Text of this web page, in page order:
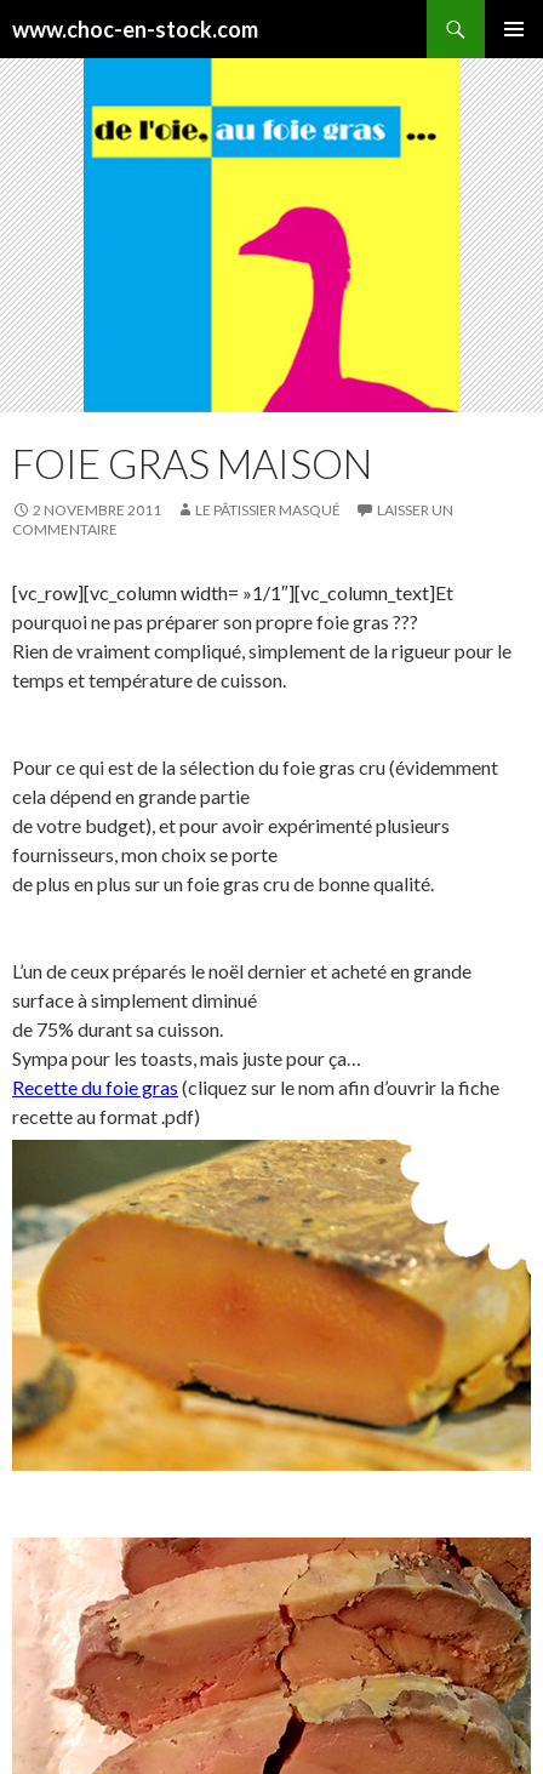
www.choc-en-stock.com
MENU
AU
CONTENU
FOIE GRAS MAISON
2 NOVEMBRE 2011 LE PÂTISSIER MASQUÉ
LAISSER UN
COMMENTAIRE
[vc_row][vc_column width= »1/1″][vc_column_text]Et
pourquoi ne pas préparer son propre foie gras ???
Rien de vraiment compliqué, simplement de la rigueur pour le
temps et température de cuisson.
Pour ce qui est de la sélection du foie gras cru (évidemment
cela dépend en grande partie
de votre budget), et pour avoir expérimenté plusieurs
fournisseurs, mon choix se porte
de plus en plus sur un foie gras cru de bonne qualité.
L’un de ceux préparés le noël dernier et acheté en grande
surface à simplement diminué
de 75% durant sa cuisson.
Sympa pour les toasts, mais juste pour ça…
Recette du foie gras (cliquez sur le nom afin d’ouvrir la fiche
recette au format .pdf)